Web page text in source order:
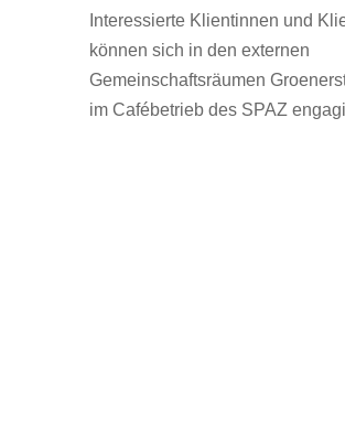
Interessierte Klientinnen und
können sich in den externen
Gemeinschaftsräumen
im Cafébetrieb des SPAZ